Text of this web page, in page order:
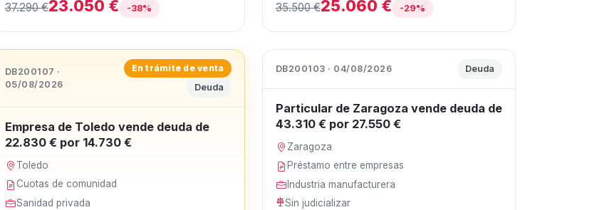
37.290 €23.050 € -38% 35.500 €25.060 € -29%
DB200107 ·
05/08/2026
En trámite de venta
Deuda
Empresa de Toledo vende deuda de
22.830 € por 14.730 €
Toledo
Cuotas de comunidad
Sanidad privada
DB200103 · 04/08/2026 Deuda
Particular de Zaragoza vende deuda de
43.310 € por 27.550 €
Zaragoza
Préstamo entre empresas
Industria manufacturera
Sin judicializar